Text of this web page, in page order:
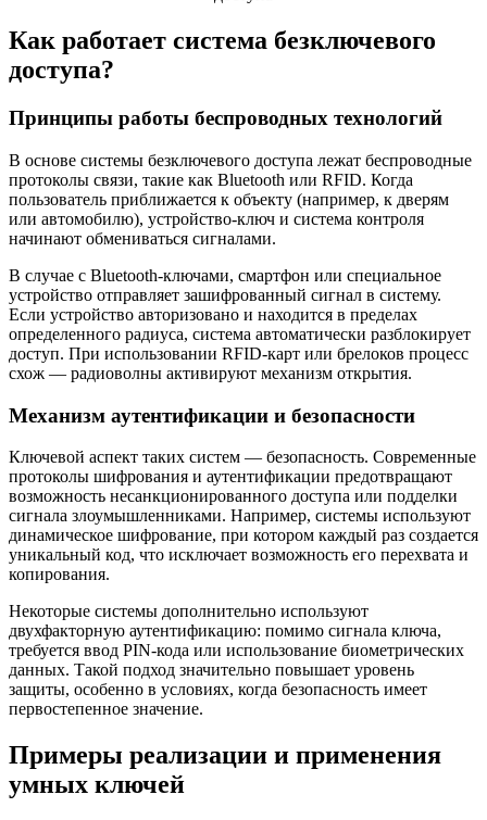
Как работает система безключевого
доступа?
Принципы работы беспроводных технологий
В основе системы безключевого доступа лежат беспроводные
протоколы связи, такие как Bluetooth или RFID. Когда
пользователь приближается к объекту (например, к дверям
или автомобилю), устройство-ключ и система контроля
начинают обмениваться сигналами.
В случае с Bluetooth-ключами, смартфон или специальное
устройство отправляет зашифрованный сигнал в систему.
Если устройство авторизовано и находится в пределах
определенного радиуса, система автоматически разблокирует
доступ. При использовании RFID-карт или брелоков процесс
схож — радиоволны активируют механизм открытия.
Механизм аутентификации и безопасности
Ключевой аспект таких систем — безопасность. Современные
протоколы шифрования и аутентификации предотвращают
возможность несанкционированного доступа или подделки
сигнала злоумышленниками. Например, системы используют
динамическое шифрование, при котором каждый раз создается
уникальный код, что исключает возможность его перехвата и
копирования.
Некоторые системы дополнительно используют
двухфакторную аутентификацию: помимо сигнала ключа,
требуется ввод PIN-кода или использование биометрических
данных. Такой подход значительно повышает уровень
защиты, особенно в условиях, когда безопасность имеет
первостепенное значение.
Примеры реализации и применения
умных ключей